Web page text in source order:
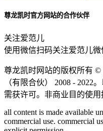
尊龙凯时官方网站的合作伙伴
关注爱范儿
使用微信扫码关注爱范儿微
尊龙凯时网站的版权所有 ©
（有限合伙）
2008 - 2022
需获许可。非商业目的使用
all content is made available
commercial use. commercial